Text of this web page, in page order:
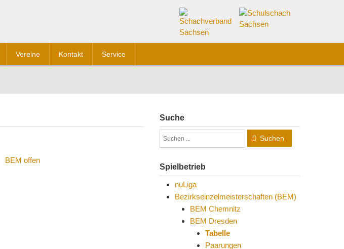
Vereine Kontakt Service
BEM offen
Suche
Suchen
Spielbetrieb
nuLiga
Bezirkseinzelmeisterschaften (BEM)
BEM Chemnitz
BEM Dresden
Tabelle
Paarungen